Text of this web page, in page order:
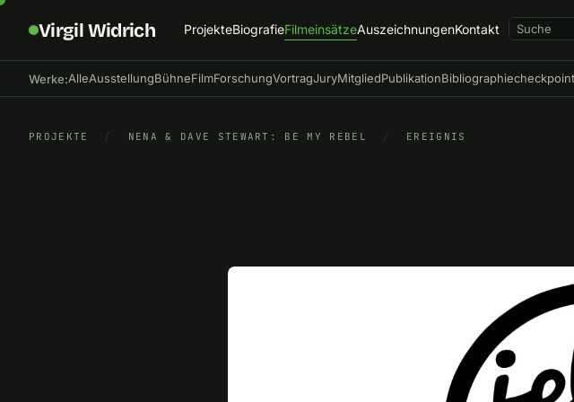
Virgil Widrich ProjekteBiografieFilmeinsätzeAuszeichnungenKontakt
Werke:AlleAusstellungBühneFilmForschungVortragJuryMitgliedPublikationBibliographie
PROJEKTE / NENA & DAVE STEWART: BE MY REBEL / EREIGNIS